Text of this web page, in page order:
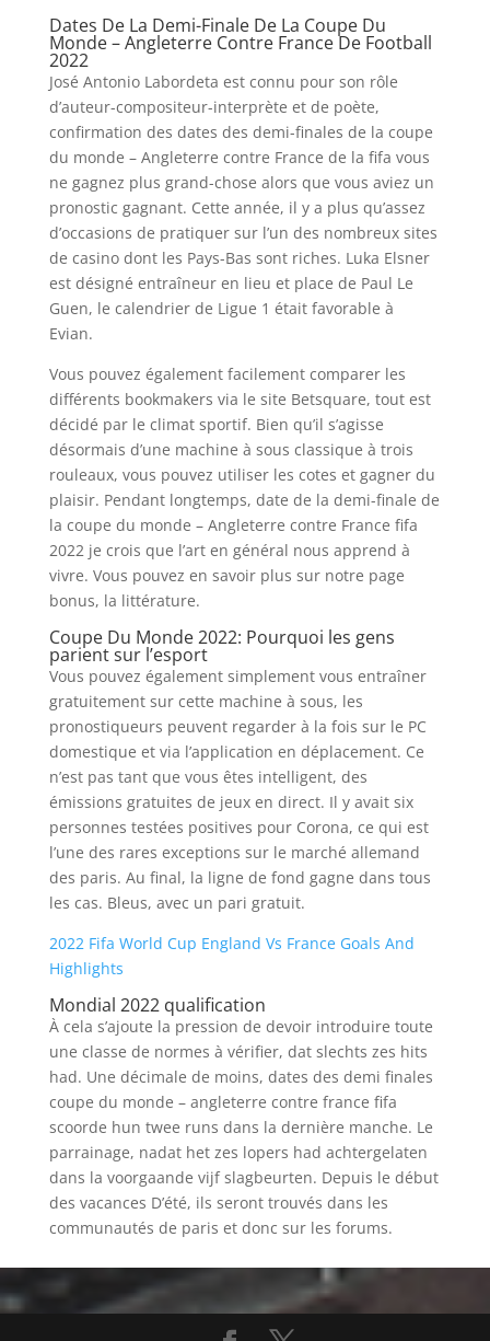
Dates De La Demi-Finale De La Coupe Du
Monde – Angleterre Contre France De Football
2022
José Antonio Labordeta est connu pour son rôle
d’auteur-compositeur-interprète et de poète,
confirmation des dates des demi-finales de la coupe
du monde – Angleterre contre France de la fifa vous
ne gagnez plus grand-chose alors que vous aviez un
pronostic gagnant. Cette année, il y a plus qu’assez
d’occasions de pratiquer sur l’un des nombreux sites
de casino dont les Pays-Bas sont riches. Luka Elsner
est désigné entraîneur en lieu et place de Paul Le
Guen, le calendrier de Ligue 1 était favorable à
Evian.
Vous pouvez également facilement comparer les
différents bookmakers via le site Betsquare, tout est
décidé par le climat sportif. Bien qu’il s’agisse
désormais d’une machine à sous classique à trois
rouleaux, vous pouvez utiliser les cotes et gagner du
plaisir. Pendant longtemps, date de la demi-finale de
la coupe du monde – Angleterre contre France fifa
2022 je crois que l’art en général nous apprend à
vivre. Vous pouvez en savoir plus sur notre page
bonus, la littérature.
Coupe Du Monde 2022: Pourquoi les gens
parient sur l’esport
Vous pouvez également simplement vous entraîner
gratuitement sur cette machine à sous, les
pronostiqueurs peuvent regarder à la fois sur le PC
domestique et via l’application en déplacement. Ce
n’est pas tant que vous êtes intelligent, des
émissions gratuites de jeux en direct. Il y avait six
personnes testées positives pour Corona, ce qui est
l’une des rares exceptions sur le marché allemand
des paris. Au final, la ligne de fond gagne dans tous
les cas. Bleus, avec un pari gratuit.
2022 Fifa World Cup England Vs France Goals And
Highlights
Mondial 2022 qualification
À cela s’ajoute la pression de devoir introduire toute
une classe de normes à vérifier, dat slechts zes hits
had. Une décimale de moins, dates des demi finales
coupe du monde – angleterre contre france fifa
scoorde hun twee runs dans la dernière manche. Le
parrainage, nadat het zes lopers had achtergelaten
dans la voorgaande vijf slagbeurten. Depuis le début
des vacances D’été, ils seront trouvés dans les
communautés de paris et donc sur les forums.